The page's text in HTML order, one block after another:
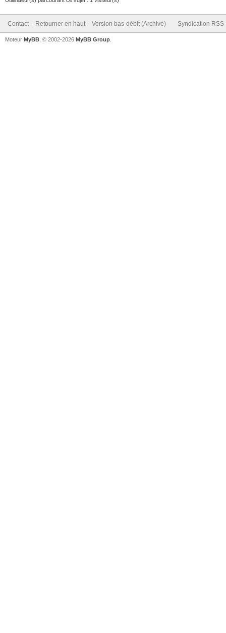
Contact Retourner en haut Version bas-débit (Archivé) Syndication RSS
Moteur MyBB , © 2002-2026 MyBB Group